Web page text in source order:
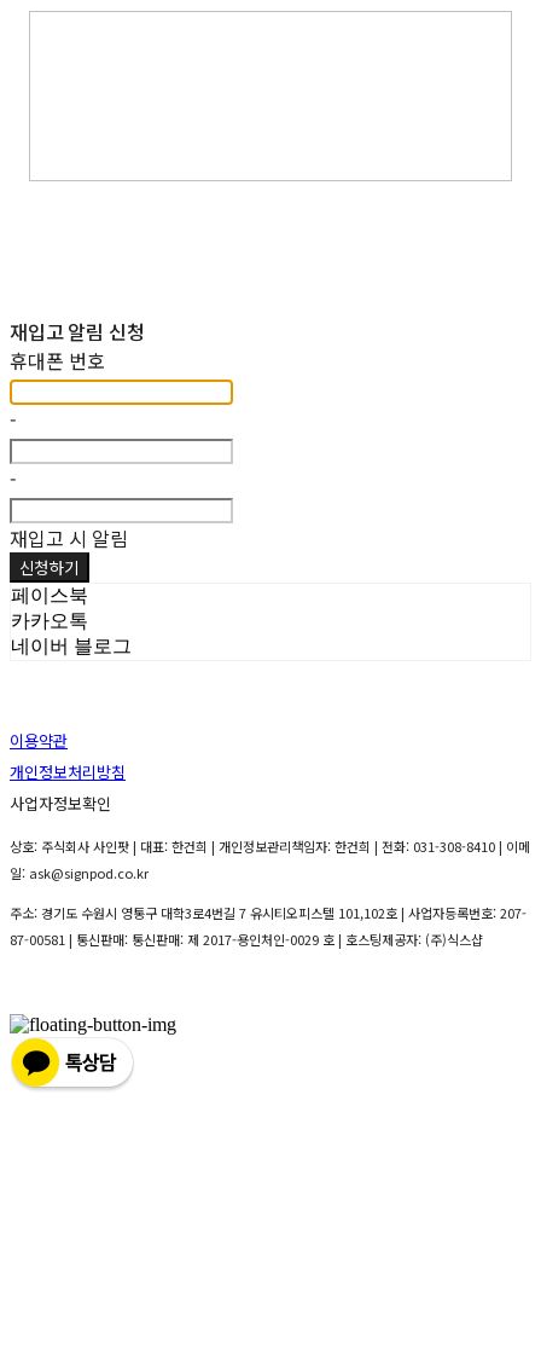
재입고 알림 신청
휴대폰 번호
-
-
재입고 시 알림
신청하기
페이스북
카카오톡
네이버 블로그
이용약관
개인정보처리방침
사업자정보확인
상호: 주식회사 사인팟 | 대표: 한건희 | 개인정보관리책임자: 한건희 | 전화: 031-308-8410 | 이메
일: ask@signpod.co.kr
주소: 경기도 수원시 영통구 대학3로4번길 7 유시티오피스텔 101,102호 | 사업자등록번호:207-
87-00581 | 통신판매: 통신판매: 제 2017-용인처인-0029 호 | 호스팅제공자: (주)식스샵